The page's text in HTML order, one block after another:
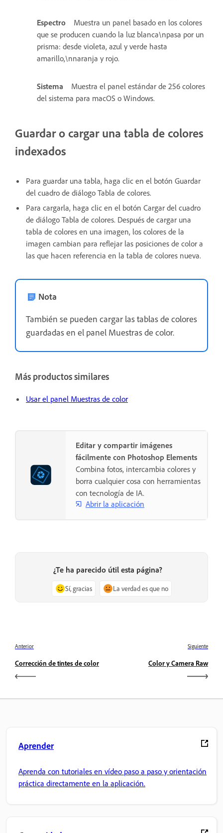
Espectro
Muestra un panel basado en los colores
que se producen cuando la luz blanca\npasa por un
prisma: desde violeta, azul y verde hasta
amarillo,\nnaranja y rojo.
Sistema
Muestra el panel estándar de 256 colores
del sistema para macOS o Windows.
Guardar o cargar una tabla de colores
indexados
Para guardar una tabla, haga clic en el botón Guardar
del cuadro de diálogo Tabla de colores.
Para cargarla, haga clic en el botón Cargar del cuadro
de diálogo Tabla de colores. Después de cargar una
tabla de colores en una imagen, los colores de la
imagen cambian para reflejar las posiciones de color a
las que hacen referencia en la tabla de colores nueva.
Nota
También se pueden cargar las tablas de colores
guardadas en el panel Muestras de color.
Más productos similares
Usar el panel Muestras de color
Editar y compartir imágenes
fácilmente con Photoshop Elements
Combina fotos, intercambia colores y
borra cualquier cosa con herramientas
con tecnología de IA.
Abrir la aplicación
¿Te ha parecido útil esta página?
Sí, gracias La verdad es que no
Anterior
Corrección de tintes de color
Siguiente
Color y Camera Raw
Aprender
Aprenda con tutoriales en vídeo paso a paso y orientación
práctica directamente en la aplicación.